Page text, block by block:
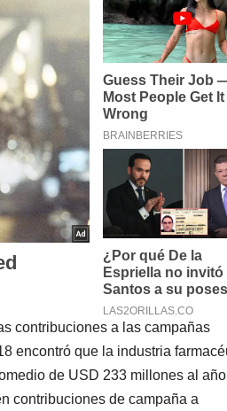
contribuciones a las campañas
encontró que la industria
de USD 233 millones al
contribuciones de campaña a